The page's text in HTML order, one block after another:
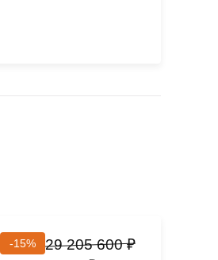
-15%
29 205 600 ₽